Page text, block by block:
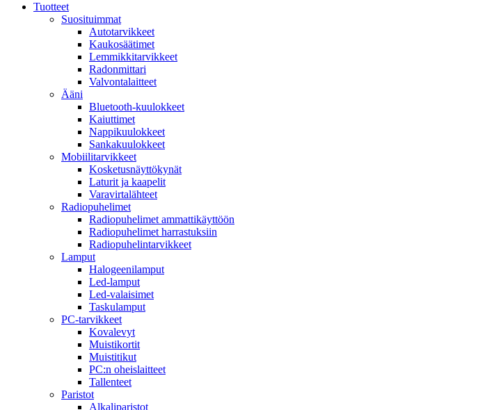
Tuotteet
Suosituimmat
Autotarvikkeet
Kaukosäätimet
Lemmikkitarvikkeet
Radonmittari
Valvontalaitteet
Ääni
Bluetooth-kuulokkeet
Kaiuttimet
Nappikuulokkeet
Sankakuulokkeet
Mobiilitarvikkeet
Kosketusnäyttökynät
Laturit ja kaapelit
Varavirtalähteet
Radiopuhelimet
Radiopuhelimet ammattikäyttöön
Radiopuhelimet harrastuksiin
Radiopuhelintarvikkeet
Lamput
Halogeenilamput
Led-lamput
Led-valaisimet
Taskulamput
PC-tarvikkeet
Kovalevyt
Muistikortit
Muistitikut
PC:n oheislaitteet
Tallenteet
Paristot
Alkaliparistot